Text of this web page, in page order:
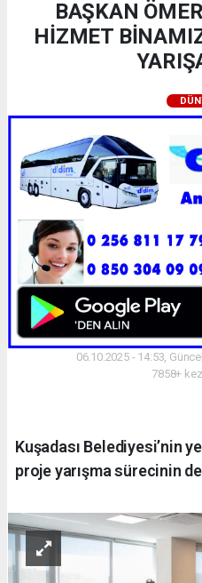
BAŞKAN
HİZMET
06.10.2025 - 14:53,
7858+
Kuşadası Belediyesi’nin
proje yarışma sürecinin